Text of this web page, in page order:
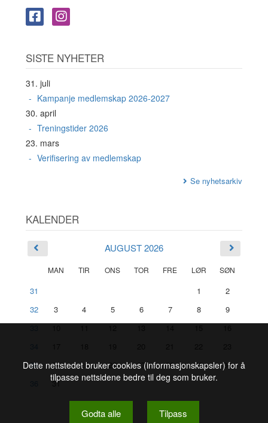
SISTE NYHETER
31. juli
Kampanje medlemskap 2026-2027
30. april
Treningstider 2026
23. mars
Verifisering av medlemskap
Se nyhetsarkiv
KALENDER
AUGUST 2026
MAN TIR ONS TOR FRE LØR SØN
31 1
2
32
3 4 5 6 7 8
9
35
24 25 26 27 28 29
30
31
Dette nettstedet bruker cookies (informasjonskapsler) for å
tilpasse nettsidene bedre til deg som bruker.
Godta alle Tilpass